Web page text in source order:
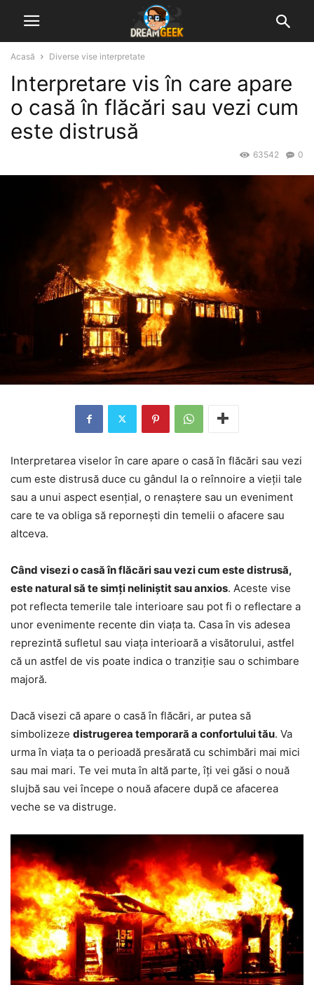
Acasă Diverse vise interpretate
Interpretare vis în care apare
o casă în flăcări sau vezi cum
este distrusă
0
63542
Interpretarea viselor în care apare o casă în flăcări sau vezi
cum este distrusă duce cu gândul la o reînnoire a vieții tale
sau a unui aspect esențial, o renaștere sau un eveniment
care te va obliga să repornești din temelii o afacere sau
altceva.
Când visezi o casă în flăcări sau vezi cum este distrusă,
este natural să te simți neliniștit sau anxios. Aceste vise
pot reflecta temerile tale interioare sau pot fi o reflectare a
unor evenimente recente din viața ta. Casa în vis adesea
reprezintă sufletul sau viața interioară a visătorului, astfel
că un astfel de vis poate indica o tranziție sau o schimbare
majoră.
Dacă visezi că apare o casă în flăcări, ar putea să
simbolizeze distrugerea temporară a confortului tău. Va
urma în viața ta o perioadă presărată cu schimbări mai mici
sau mai mari. Te vei muta în altă parte, îți vei găsi o nouă
slujbă sau vei începe o nouă afacere după ce afacerea
veche se va distruge.